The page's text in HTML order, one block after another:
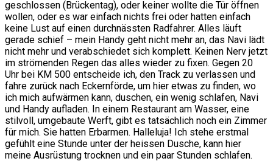
geschlossen (Brückentag), oder keiner wollte die Tür öffnen
wollen, oder es war einfach nichts frei oder hatten einfach
keine Lust auf einen durchnässten Radfahrer. Alles läuft
gerade schief – mein Handy geht nicht mehr an, das Navi lädt
nicht mehr und verabschiedet sich komplett. Keinen Nerv jetzt
im strömenden Regen das alles wieder zu fixen. Gegen 20
Uhr bei KM 500 entscheide ich, den Track zu verlassen und
fahre zurück nach Eckernförde, um hier etwas zu finden, wo
ich mich aufwärmen kann, duschen, ein wenig schlafen, Navi
und Handy aufladen. In einem Restaurant am Wasser, eine
stilvoll, umgebaute Werft, gibt es tatsächlich noch ein Zimmer
für mich. Sie hatten Erbarmen. Halleluja! Ich stehe erstmal
gefühlt eine Stunde unter der heissen Dusche, kann hier
meine Ausrüstung trocknen und ein paar Stunden schlafen.